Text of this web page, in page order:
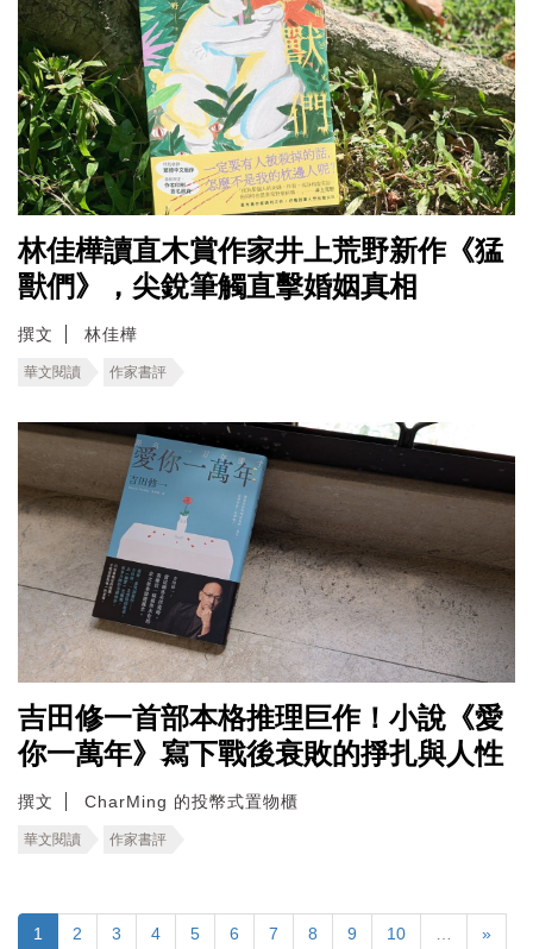
林佳樺讀直木賞作家井上荒野新作《猛
獸們》，尖銳筆觸直擊婚姻真相
撰文 林佳樺
華文閱讀 作家書評
吉田修一首部本格推理巨作！小說《愛
你一萬年》寫下戰後衰敗的掙扎與人性
撰文 CharMing 的投幣式置物櫃
華文閱讀 作家書評
1 2 3 4 5 6 7 8 9 10 »